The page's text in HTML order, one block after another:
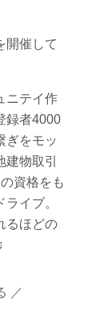
開催して
ニテイ作
録者4000
ぎをモッ
物取引
資格をも
イブ。
るほどの